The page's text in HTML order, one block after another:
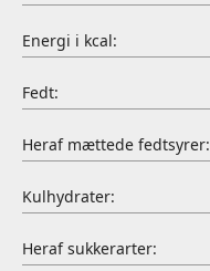
Energi i kcal:
Fedt:
Heraf mættede fedtsyrer:
Kulhydrater:
Heraf sukkerarter: